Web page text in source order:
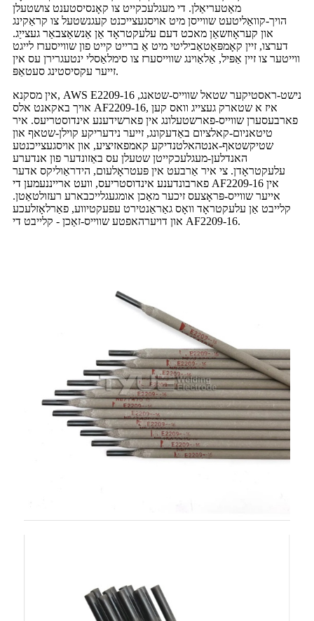
מאַטעריאַלן. די מעגלעכקייט צו קאָנסיסטענט צושטעלן
הויך-קוואַליטעט שווייסן מיט אויסגעצייכנט קעגנשטעל צו קראַקינג
און קעראָוזשאַן מאכט דעם עלעקטראָד אַן אַנשאַצבאַר געצייַג.
דערצו, זיין קאָמפּאַטאַביליטי מיט אַ ברייט קייט פון שווייסערז לייגט
ווייטער צו זיין אַפּיל, אַלאַוינג שווייסערז צו סימלאַסלי ינטעגרירן עס אין
זייער עקסיסטינג סעטאַפּ.
אין מסקנא, AWS E2209-16 נישט-ראסטיקער שטאל שווייס-שטאנג,
אויך באקאנט אלס AF2209-16, איז א שטארק געצייג וואס קען
פארבעסערן שווייס-פארשטעלונג אין פארשידענע אינדוסטריעס. איר
טיטאניום-קאלציום באַדעקונג, זייער נידעריקע קוילן-שטאף און
שטיקשטאף-אנטהאלטנדיקע קאמפאזיציע, און אויסגעצייכנטע
האנדלען-מעגלעכקייטן שטעלן עס באַזונדער פון אנדערע
עלעקטראָדן. צי איר אַרבעט אין פּעטראָלעום, הידראַוליקס אדער
פארבונדענע אינדוסטריעס, וועט ארייננעמען די AF2209-16 אין
אייער שווייס-פּראָצעס זיכער מאַכן אומגעגלייכבארע רעזולטאַטן.
קלייבט אַן עלעקטראָד וואָס גאַראַנטירט עפעקטיווע, פאַרלאָזלעכע
און דויערהאפטע שווייס-זאַכן - קלייבט די AF2209-16.